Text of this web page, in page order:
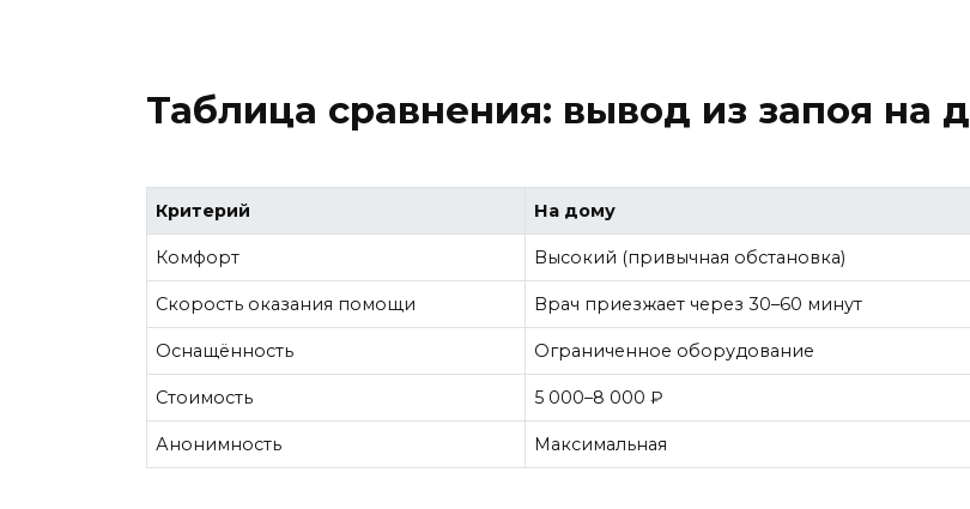
Таблица сравнения: вывод из запоя на
Критерий На дому
Комфорт Высокий (привычная обстановка)
Скорость оказания помощи Врач приезжает через 30–60 минут
Оснащённость Ограниченное оборудование
Стоимость 5 000–8 000 ₽
Анонимность Максимальная